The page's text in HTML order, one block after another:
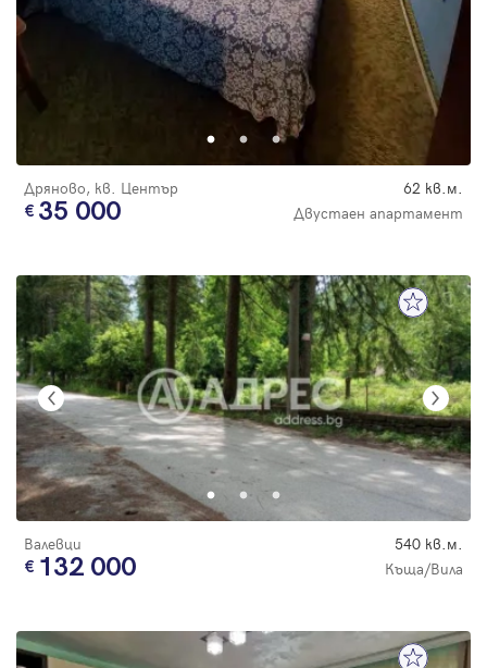
Дряново, кв. Център 62 кв.м.
35 000 Двустаен апартамент
Валевци 540 кв.м.
132 000 Къща/Вила